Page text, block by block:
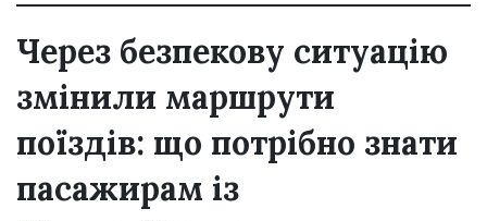
Через безпекову ситуацію
змінили маршрути
поїздів: що потрібно знати
пасажирам із